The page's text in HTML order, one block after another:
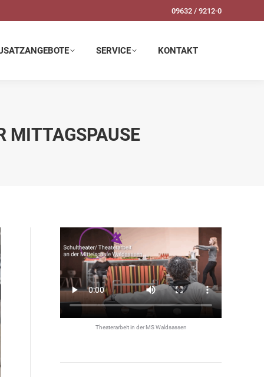
09632 / 9212-0
SERVICE KONTAKT
MITTAGSPAUSE
Theaterarbeit in der MS Waldsassen